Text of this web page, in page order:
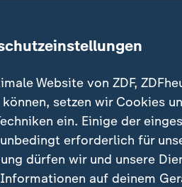
Staffeln zu viele Nachlader
Franziska Preuß, die
eine psychische
gebracht hat.
Übersicht der
:
und
Website von ZDF,
setzen wir Cookies
ein. Einige der
erforderlich für
dürfen wir und unsere
auf deinem